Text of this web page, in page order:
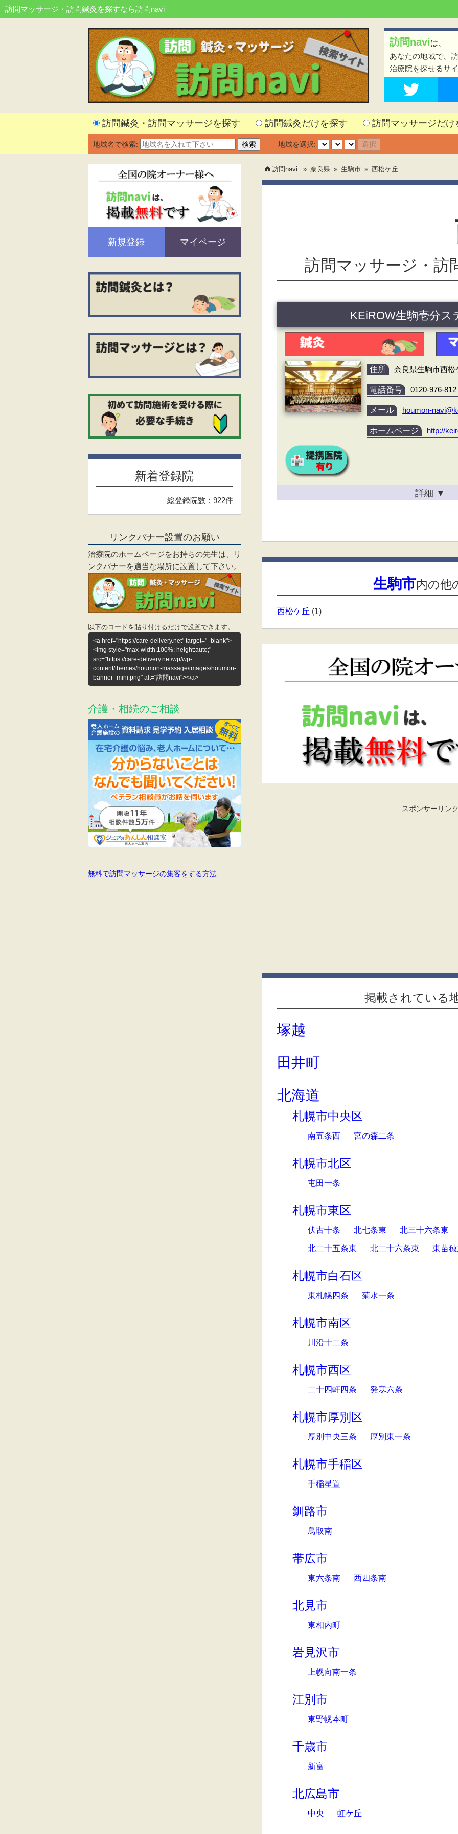
訪問マッサージ・訪問鍼灸を探すなら訪問navi
訪問naviは、
あなたの地域で、
治療院を探せるサ
訪問鍼灸・訪問マッサージを探す 訪問鍼灸だけを探す 訪問マッサージだけ
地域名で検索: 地域を選択:
訪問navi » 奈良県 » 生駒市 » 西松ケ丘
訪問マッサージ・訪
KEiROW生駒壱分ス
住所 奈良県生駒市西松
電話番号 0120-976-812
メール houmon-
ホームページ http://
詳細 ▼
生駒市内の他
西松ケ丘 (1)
スポンサーリン
掲載されている
塚越
田井町
北海道
札幌市中央区
南五条西 宮の森二条
札幌市北区
屯田一条
札幌市東区
伏古十条 北七条東 北三十六条東
北二十五条東 北二十六条東 東苗
札幌市白石区
東札幌四条 菊水一条
札幌市南区
川沿十二条
札幌市西区
二十四軒四条 発寒六条
札幌市厚別区
厚別中央三条 厚別東一条
札幌市手稲区
手稲星置
釧路市
鳥取南
帯広市
東六条南 西四条南
北見市
東相内町
岩見沢市
上幌向南一条
江別市
東野幌本町
千歳市
新富
北広島市
中央 虹ケ丘
新規登録 マイページ
新着登録院
総登録院数：922件
リンクバナー設置のお願い
治療院のホームページをお持ちの先生は、リ
ンクバナーを適当な場所に設置して下さい。
以下のコードを貼り付けるだけで設置できます。
<a href="https://care-delivery.net" target="_blank">
<img style="max-width:100%; height:auto;"
src="https://care-delivery.net/wp/wp-
content/themes/houmon-massage/images/houmon-
banner_mini.png" alt="訪問navi"></a>
介護・相続のご相談
無料で訪問マッサージの集客をする方法